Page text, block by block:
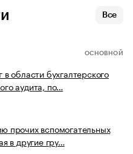
Все
ОСНОВНОЙ
области бухгалтерского
аудита, по…
прочих вспомогательных
в другие гру…